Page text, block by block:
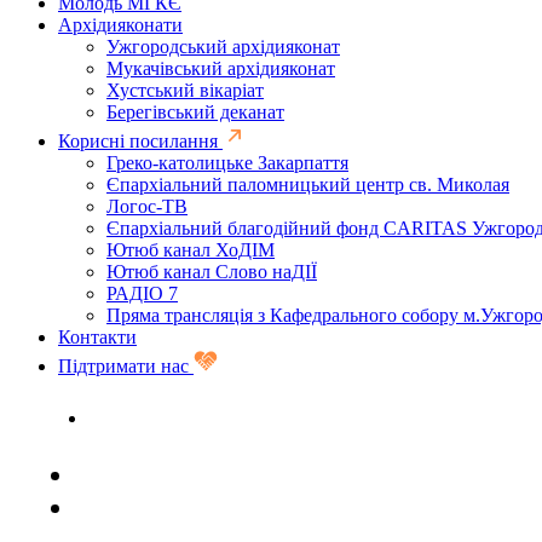
Архідияконати
Ужгородський архідияконат
Мукачівський архідияконат
Хустський вікаріат
Берегівський деканат
Корисні посилання
Греко-католицьке Закарпаття
Єпархіальний паломницький центр св. Миколая
Логос-ТВ
Єпархіальний благодійний фонд CARITAS
Ютюб канал ХоДІМ
Ютюб канал Слово наДІЇ
РАДІО 7
Пряма трансляція з Кафедрального собору
Контакти
Підтримати нас